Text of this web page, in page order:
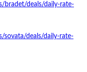
bradet/deals/daily-rate-
sovata/deals/daily-rate-